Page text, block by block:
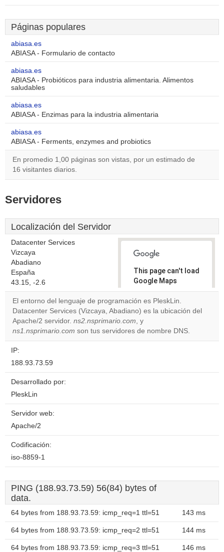
Páginas populares
abiasa.es
ABIASA - Formulario de contacto
abiasa.es
ABIASA - Probióticos para industria alimentaria. Alimentos
saludables
abiasa.es
ABIASA - Enzimas para la industria alimentaria
abiasa.es
ABIASA - Ferments, enzymes and probiotics
En promedio 1,00 páginas son vistas, por un estimado de
16 visitantes diarios.
Servidores
Localización del Servidor
Datacenter Services
Vizcaya
Abadiano
España
43.15, -2.6
This page can't load
Google Maps
correctly.
Do you
own this
website?
El entorno del lenguaje de programación es PleskLin.
Datacenter Services (Vizcaya, Abadiano) es la ubicación del
Apache/2 servidor. ns2.nsprimario.com, y
ns1.nsprimario.com son tus servidores de nombre DNS.
IP:
188.93.73.59
Desarrollado por:
PleskLin
Servidor web:
Apache/2
Codificación:
iso-8859-1
PING (188.93.73.59) 56(84) bytes of
data.
64 bytes from 188.93.73.59: icmp_req=1 ttl=51 143 ms
64 bytes from 188.93.73.59: icmp_req=2 ttl=51 144 ms
64 bytes from 188.93.73.59: icmp_req=3 ttl=51 146 ms